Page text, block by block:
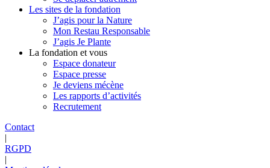
Les sites de la fondation
J’agis pour la Nature
Mon Restau Responsable
J’agis Je Plante
La fondation et vous
Espace donateur
Espace presse
Je deviens mécène
Les rapports d’activités
Recrutement
Contact
|
RGPD
|